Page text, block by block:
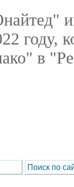
году,
в